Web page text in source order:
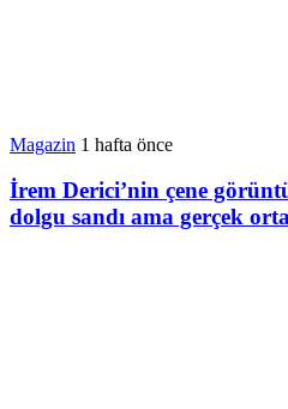
Magazin 1 hafta önce
İrem Derici’nin çene
dolgu sandı ama gerçek